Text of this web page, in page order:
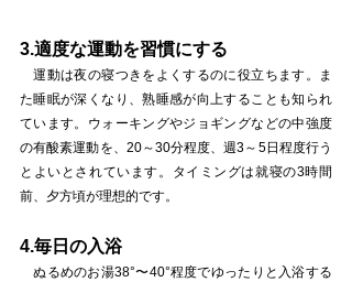
3.適度な運動を習慣にする
運動は夜の寝つきをよくするのに役立ちます。ま
た睡眠が深くなり、熟睡感が向上することも知られ
ています。ウォーキングやジョギングなどの中強度
の有酸素運動を、20～30分程度、週3～5日程度行う
とよいとされています。タイミングは就寝の3時間
前、夕方頃が理想的です。
4.毎日の入浴
ぬるめのお湯38°〜40°程度でゆったりと入浴する